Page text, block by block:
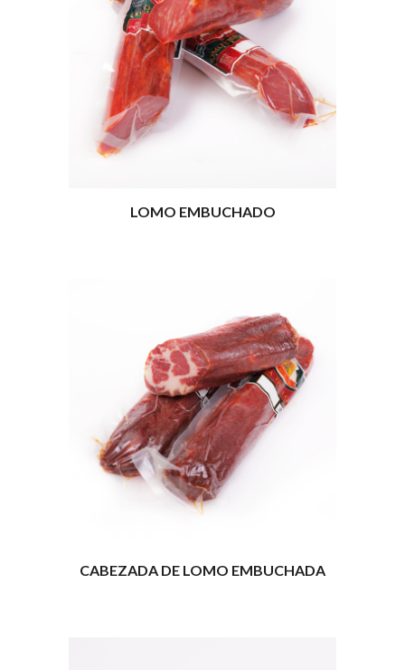
LOMO EMBUCHADO
CABEZADA DE LOMO EMBUCHADA